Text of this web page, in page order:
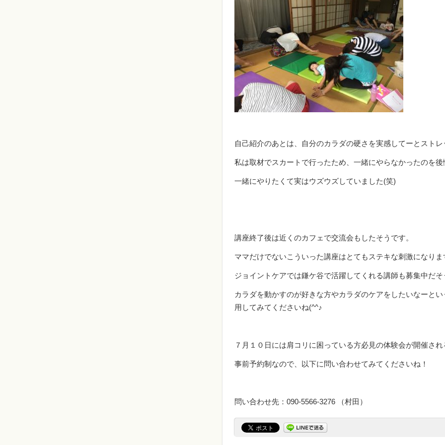
自己紹介のあとは、自分のカラダの硬さを実感してーとストレ
私は取材でスカートで行ったため、一緒にやらなかったのを後
一緒にやりたくて実はウズウズしていました(笑)
講座終了後は近くのカフェで交流会もしたそうです。
ママだけでないこういった講座はとてもステキな刺激になりま
ジョイントケアでは鎌ケ谷で活躍してくれる講師も募集中だそ
カラダを動かすのが好きな方やカラダのケアをしたいなーと
用してみてくださいね(^^♪
７月１０日には肩コリに困っている方必見の体験会が開催され
事前予約制なので、以下に問い合わせてみてくださいね！
問い合わせ先：090-5566-3276 （村田）